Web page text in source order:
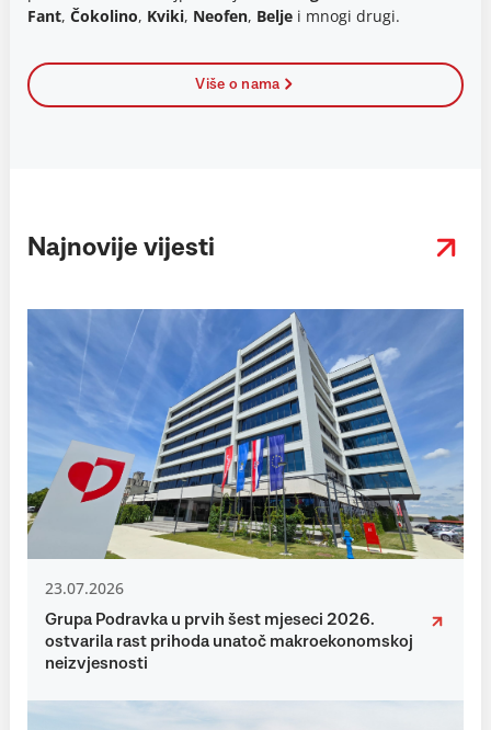
Fant, Čokolino, Kviki, Neofen, Belje i mnogi drugi.
Više o nama
Najnovije vijesti
23.07.2026
Grupa Podravka u prvih šest mjeseci 2026.
ostvarila rast prihoda unatoč makroekonomskoj
neizvjesnosti